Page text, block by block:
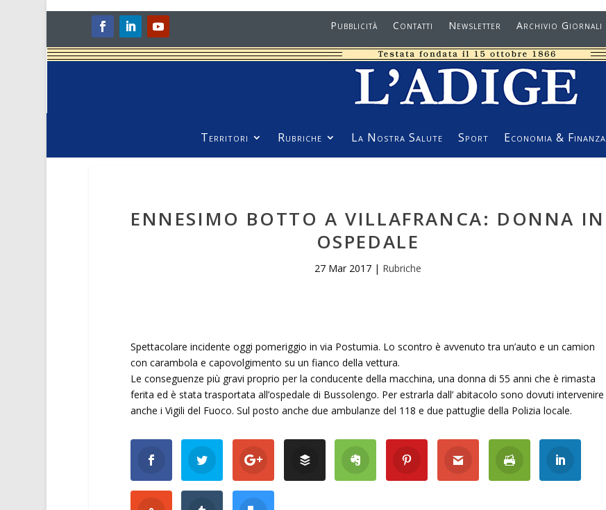
Pubblicità Contatti Newsletter Archivio Giornali
Territori Rubriche La Nostra Salute Sport Economia & Finanza
ENNESIMO BOTTO A VILLAFRANCA: DONNA IN
OSPEDALE
27 Mar 2017| Rubriche
Spettacolare incidente oggi pomeriggio in via Postumia. Lo scontro è avvenuto tra un’auto e un camion
con carambola e capovolgimento su un fianco della vettura.
Le conseguenze più gravi proprio per la conducente della macchina, una donna di 55 anni che è rimasta
ferita ed è stata trasportata all’ospedale di Bussolengo. Per estrarla dall’ abitacolo sono dovuti intervenire
anche i Vigili del Fuoco. Sul posto anche due ambulanze del 118 e due pattuglie della Polizia locale.